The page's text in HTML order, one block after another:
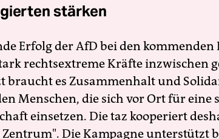
stärken
Erfolg der AfD bei den kommenden
rechtsextreme Kräfte inzwischen
braucht es Zusammenhalt und
Menschen, die sich vor Ort für eine
einsetzen. Die taz kooperiert
Die Kampagne unterstützt